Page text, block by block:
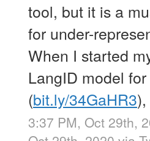
tool, but it is a
for under-
When I started
LangID model
(bit.ly/34GaHR3
3:37 PM, Oct 29th,